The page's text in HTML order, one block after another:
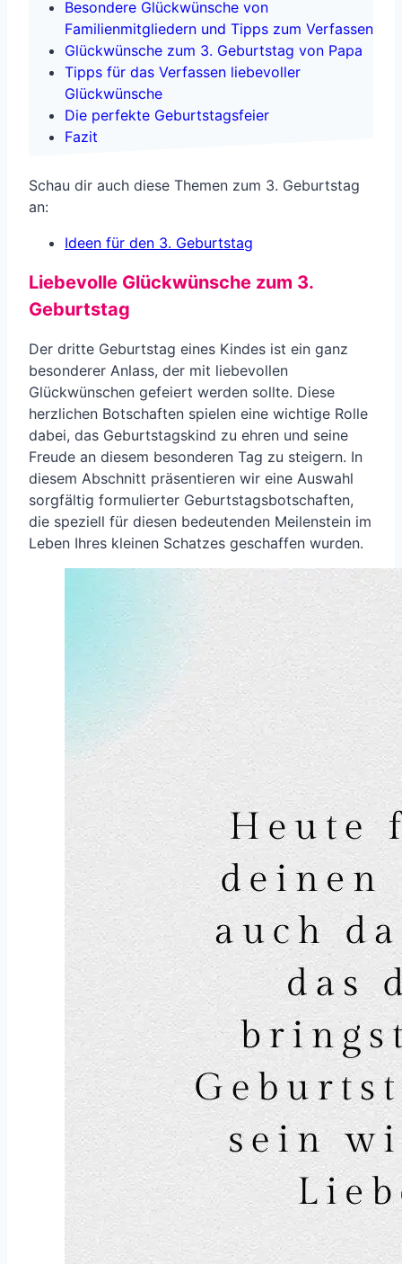
Besondere Glückwünsche von
Familienmitgliedern und Tipps zum Verfassen
Glückwünsche zum 3. Geburtstag von Papa
Tipps für das Verfassen liebevoller
Glückwünsche
Die perfekte Geburtstagsfeier
Fazit
Schau dir auch diese Themen zum 3. Geburtstag
an:
Ideen für den 3. Geburtstag
Liebevolle Glückwünsche zum 3.
Geburtstag
Der dritte Geburtstag eines Kindes ist ein ganz
besonderer Anlass, der mit liebevollen
Glückwünschen gefeiert werden sollte. Diese
herzlichen Botschaften spielen eine wichtige Rolle
dabei, das Geburtstagskind zu ehren und seine
Freude an diesem besonderen Tag zu steigern. In
diesem Abschnitt präsentieren wir eine Auswahl
sorgfältig formulierter Geburtstagsbotschaften,
die speziell für diesen bedeutenden Meilenstein im
Leben Ihres kleinen Schatzes geschaffen wurden.